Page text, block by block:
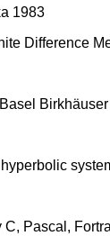
1983
Difference
Pascal,